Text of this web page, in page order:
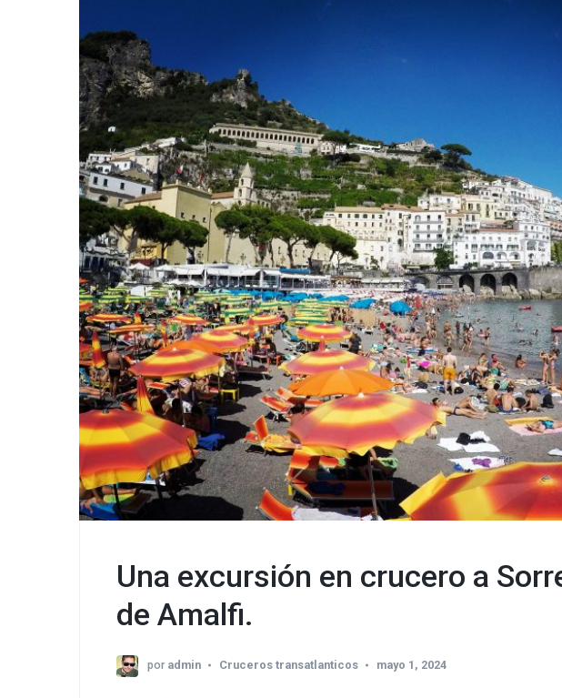
Una excursión en crucero a
de Amalfi.
por admin Cruceros transatlanticos mayo 1, 2024